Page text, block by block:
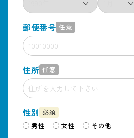
郵便番号 任意
住所 任意
性別 必須
男性
女性 その他